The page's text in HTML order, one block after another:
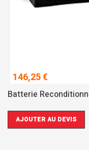
146,25 €
Batterie
AJOUTER AU DEVIS